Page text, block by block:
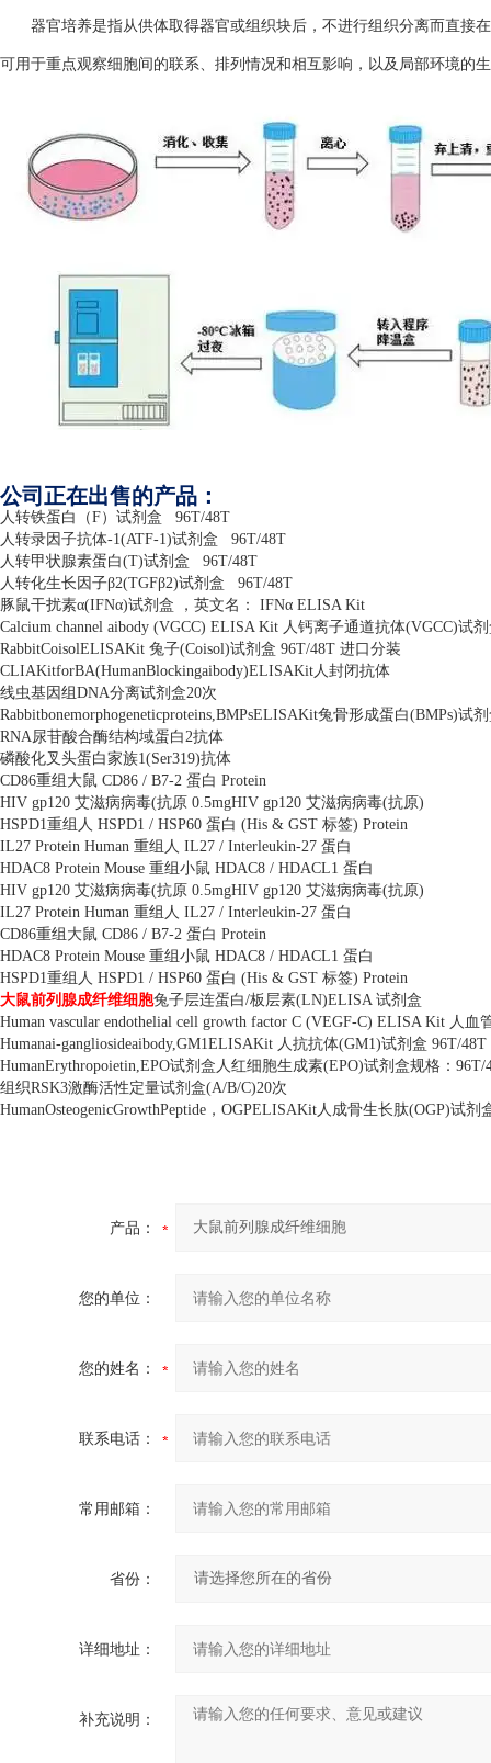
器官培养是指从供体取得器官或组织块后，不进行组织分离而直接
可用于重点观察细胞间的联系、排列情况和相互影响，以及局部环境的
公司正在出售的产品：
人转铁蛋白（F）试剂盒
96T/48T
人转录因子抗体-1(ATF-1)试剂盒
96T/48T
人转甲状腺素蛋白(T)试剂盒
96T/48T
人转化生长因子β2(TGFβ2)试剂盒
96T/48T
豚鼠干扰素α(IFNα)试剂盒 ，英文名： IFNα ELISA Kit
Calcium channel aibody (VGCC) ELISA Kit 人钙离子通道抗体(VGCC)试
RabbitCoisolELISAKit 兔子(Coisol)试剂盒 96T/48T 进口分装
CLIAKitforBA(HumanBlockingaibody)ELISAKit人封闭抗体
线虫基因组 DNA分离试剂盒20次
Rabbitbonemorphogeneticproteins,BMPsELISAKit兔骨形成蛋白(BMPs)试
RNA尿苷酸合酶结构域蛋白2抗体
磷酸化叉头蛋白家族1(Ser319)抗体
CD86重组大鼠 CD86 / B7-2 蛋白 Protein
HIV gp120 艾滋病病毒(抗原 0.5mgHIV gp120 艾滋病病毒(抗原)
HSPD1重组人 HSPD1 / HSP60 蛋白 (His & GST 标签) Protein
IL27 Protein Human 重组人 IL27 / Interleukin-27 蛋白
HDAC8 Protein Mouse 重组小鼠 HDAC8 / HDACL1 蛋白
HIV gp120 艾滋病病毒(抗原 0.5mgHIV gp120 艾滋病病毒(抗原)
IL27 Protein Human 重组人 IL27 / Interleukin-27 蛋白
CD86重组大鼠 CD86 / B7-2 蛋白 Protein
HDAC8 Protein Mouse 重组小鼠 HDAC8 / HDACL1 蛋白
HSPD1重组人 HSPD1 / HSP60 蛋白 (His & GST 标签) Protein
大鼠前列腺成纤维细胞兔子层连蛋白/板层素(LN)ELISA 试剂盒
Human vascular endothelial cell growth factor C (VEGF-C) ELISA Kit 人血
Humanai-gangliosideaibody,GM1ELISAKit 人抗抗体(GM1)试剂盒 96T/48T
HumanErythropoietin,EPO试剂盒人红细胞生成素(EPO)试剂盒规格： 96T/
组织RSK3激酶活性定量试剂盒(A/B/C)20次
HumanOsteogenicGrowthPeptide ， OGPELISAKit人成骨生长肽(OGP)试剂
产品：
您的单位：
您的姓名：
联系电话：
常用邮箱：
省份：
详细地址：
补充说明：